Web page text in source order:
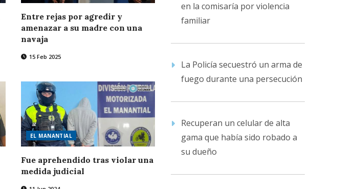
Entre rejas por agredir y
amenazar a su madre con una
navaja
15 Feb 2025
EL MANANTIAL
Fue aprehendido tras violar una
medida judicial
en la comisaría por violencia
familiar
La Policía secuestró un arma de
fuego durante una persecución
Recuperan un celular de alta
gama que había sido robado a
su dueño